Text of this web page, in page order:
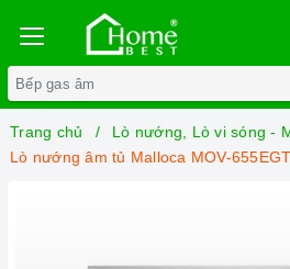
Trang chủ
Lò nướng, Lò vi sóng -
Lò nướng âm tủ Malloca MOV-655EGT